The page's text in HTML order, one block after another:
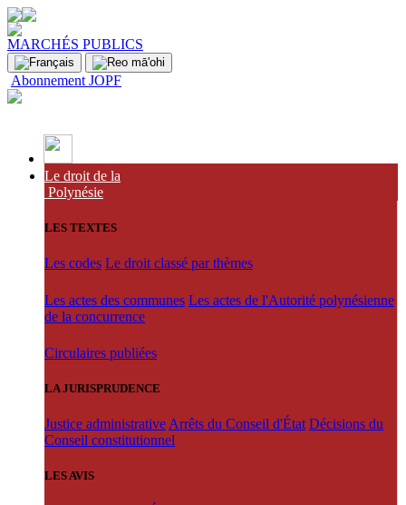
MARCHÉS PUBLICS
Abonnement JOPF
Le droit de la
Polynésie
LES TEXTES
Les codes Le droit classé par thèmes
Les actes des communes Les actes de l'Autorité polynésienne
de la concurrence
Circulaires publiées
LA JURISPRUDENCE
Justice administrative Arrêts du Conseil d'État Décisions du
Conseil constitutionnel
LES AVIS